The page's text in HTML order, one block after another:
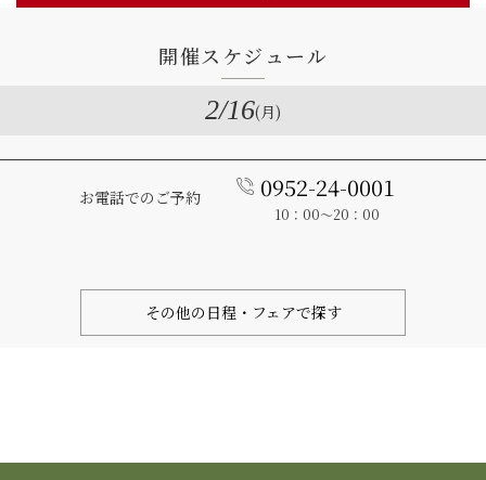
開催スケジュール
2/16(月)
お電話でのご予約 0952-24-0001
10：00～20：00
その他の日程・フェアで探す